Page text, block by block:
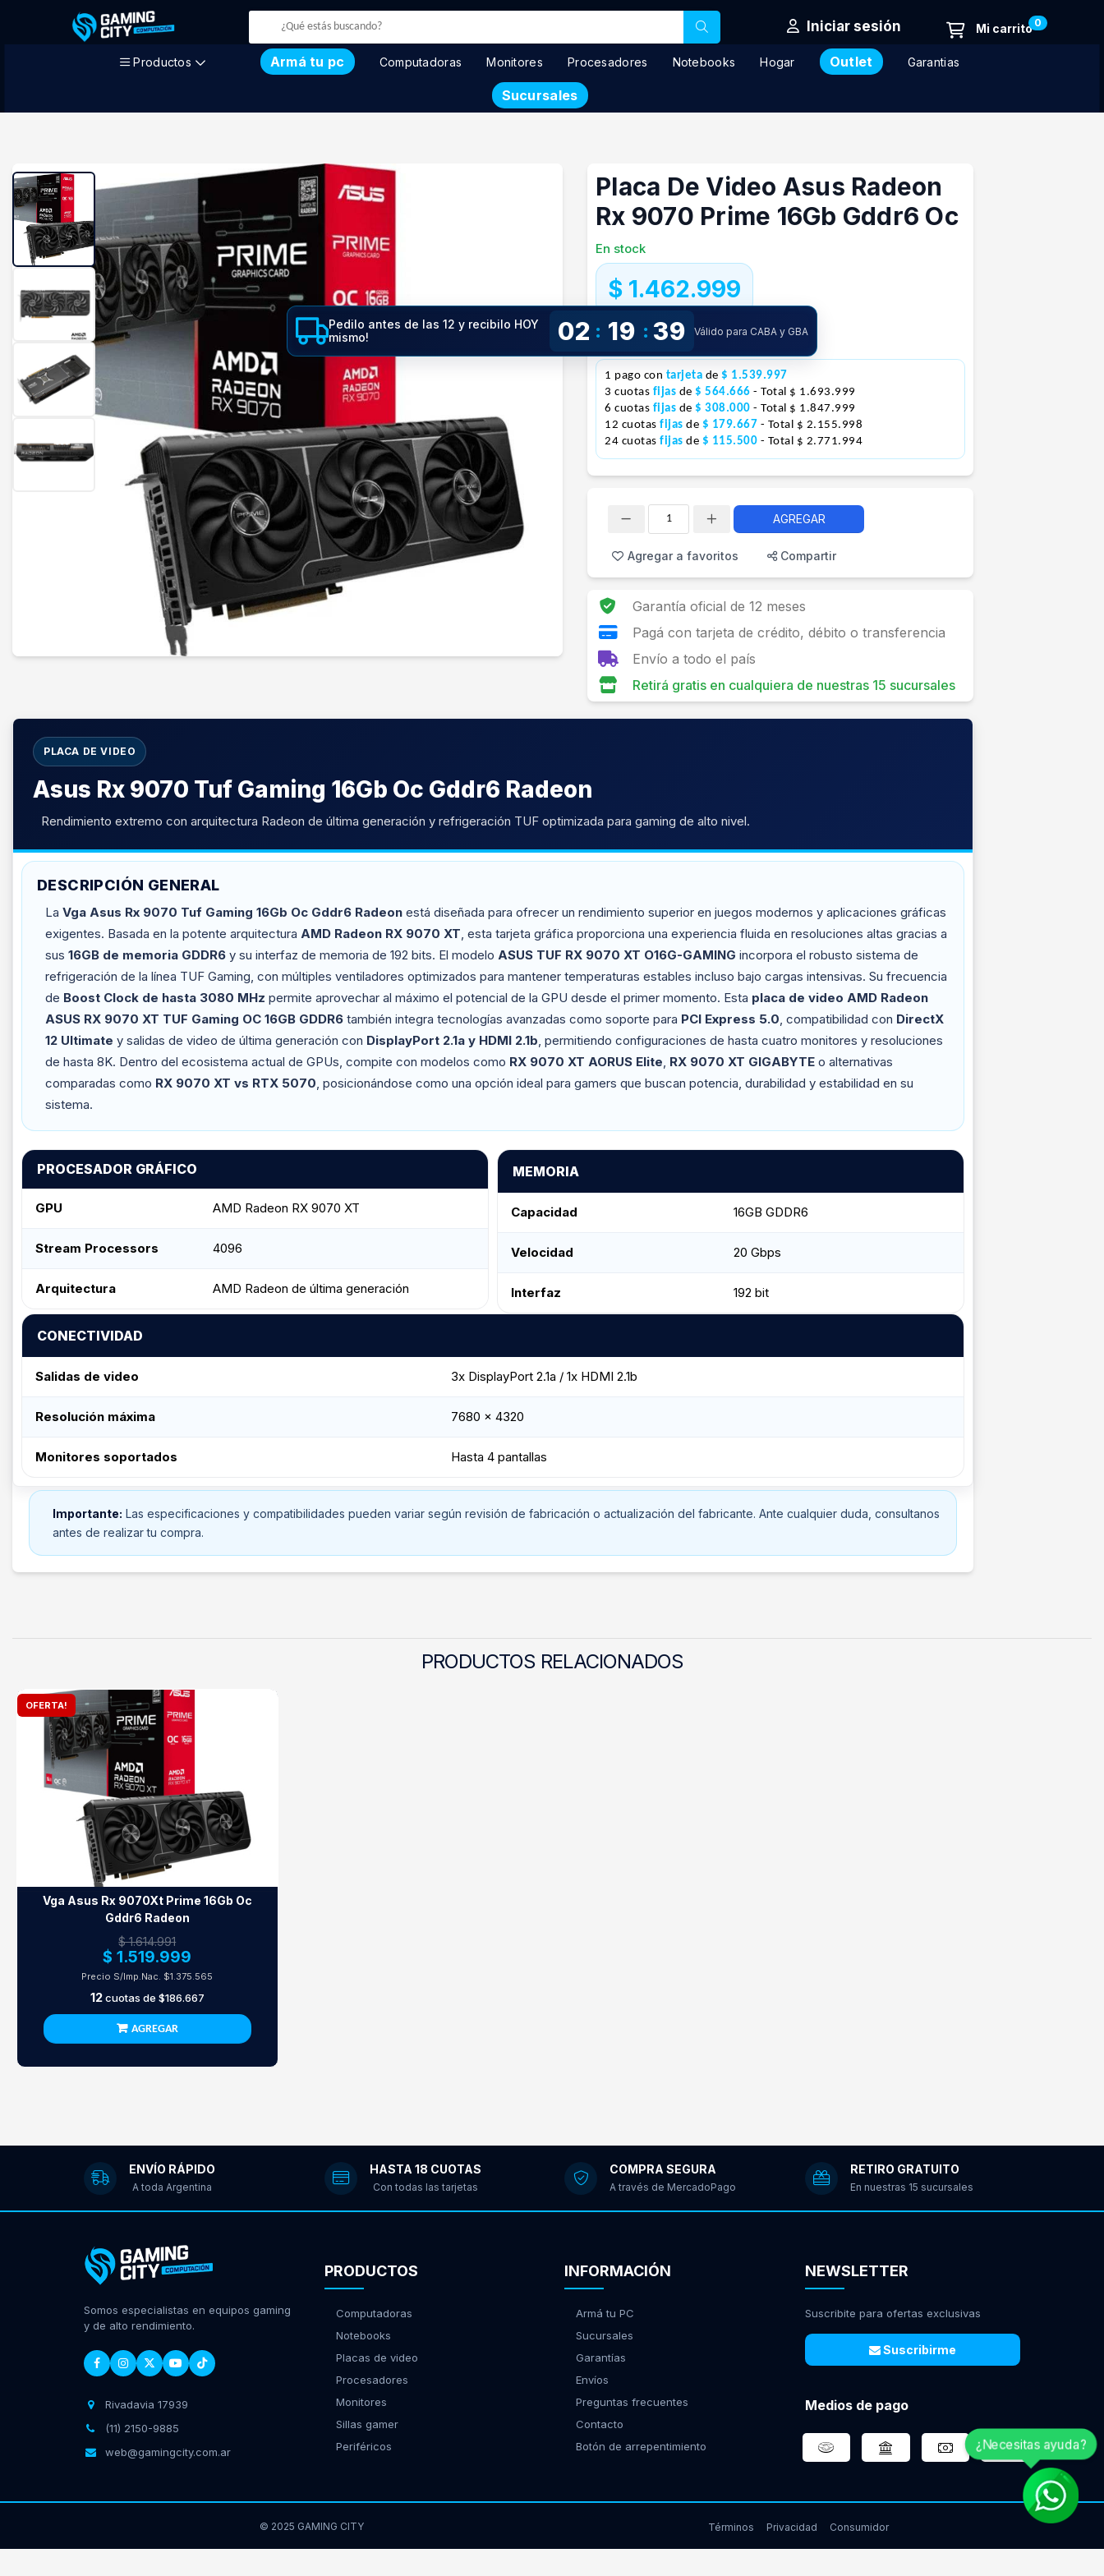
Iniciar sesión 0
Productos Armá tu pc Computadoras Monitores Procesadores Notebooks Hogar Outlet Garantias
Sucursales
Placa De Video Asus Radeon
Rx 9070 Prime 16Gb Gddr6 Oc
En stock
$ 1.462.999
Precio especial con transferencia
Precio S/Imp.Nac.$1.323.981
1 pago con tarjeta de $ 1.539.997
3 cuotas fijas de $ 564.666 - Total $ 1.693.999
6 cuotas fijas de $ 308.000 - Total $ 1.847.999
12 cuotas fijas de $ 179.667 - Total $ 2.155.998
24 cuotas fijas de $ 115.500 - Total $ 2.771.994
Pedilo antes de las 12 y recibilo HOY
mismo!
02 : 19 : 38 Válido para CABA y GBA
AGREGAR
Agregar a favoritos Compartir
Garantía oficial de 12 meses
Pagá con tarjeta de crédito, débito o transferencia
Envío a todo el país
Retirá gratis en cualquiera de nuestras 15 sucursales
PLACA DE VIDEO
Asus Rx 9070 Tuf Gaming 16Gb Oc Gddr6 Radeon
Rendimiento extremo con arquitectura Radeon de última generación y refrigeración TUF optimizada para gaming de alto nivel.
DESCRIPCIÓN GENERAL
La Vga Asus Rx 9070 Tuf Gaming 16Gb Oc Gddr6 Radeon está diseñada para ofrecer un rendimiento superior en juegos modernos y aplicaciones gráficas
exigentes. Basada en la potente arquitectura AMD Radeon RX 9070 XT, esta tarjeta gráfica proporciona una experiencia fluida en resoluciones altas gracias a
sus 16GB de memoria GDDR6 y su interfaz de memoria de 192 bits. El modelo ASUS TUF RX 9070 XT O16G-GAMING incorpora el robusto sistema de
refrigeración de la línea TUF Gaming, con múltiples ventiladores optimizados para mantener temperaturas estables incluso bajo cargas intensivas. Su frecuencia
de Boost Clock de hasta 3080 MHz permite aprovechar al máximo el potencial de la GPU desde el primer momento. Esta placa de video AMD Radeon
ASUS RX 9070 XT TUF Gaming OC 16GB GDDR6 también integra tecnologías avanzadas como soporte para PCI Express 5.0, compatibilidad con DirectX
12 Ultimate y salidas de video de última generación con DisplayPort 2.1a y HDMI 2.1b, permitiendo configuraciones de hasta cuatro monitores y resoluciones
de hasta 8K. Dentro del ecosistema actual de GPUs, compite con modelos como RX 9070 XT AORUS Elite, RX 9070 XT GIGABYTE o alternativas
comparadas como RX 9070 XT vs RTX 5070, posicionándose como una opción ideal para gamers que buscan potencia, durabilidad y estabilidad en su
sistema.
PROCESADOR GRÁFICO
GPU AMD Radeon RX 9070 XT
Stream Processors 4096
Arquitectura AMD Radeon de última generación
MEMORIA
Capacidad 16GB GDDR6
Velocidad 20 Gbps
Interfaz 192 bit
CONECTIVIDAD
Salidas de video 3x DisplayPort 2.1a / 1x HDMI 2.1b
Resolución máxima 7680 x 4320
Monitores soportados Hasta 4 pantallas
Importante: Las especificaciones y compatibilidades pueden variar según revisión de fabricación o actualización del fabricante. Ante cualquier duda, consultanos
antes de realizar tu compra.
PRODUCTOS RELACIONADOS
OFERTA!
Vga Asus Rx 9070Xt Prime 16Gb Oc
Gddr6 Radeon
$ 1.614.991
$ 1.519.999
Precio S/Imp.Nac. $1.375.565
12cuotas de $186.667
AGREGAR
ENVÍO RÁPIDO
A toda Argentina
HASTA 18 CUOTAS
Con todas las tarjetas
COMPRA SEGURA
A través de MercadoPago
RETIRO GRATUITO
En nuestras 15 sucursales
Somos especialistas en equipos gaming
y de alto rendimiento.
Rivadavia 17939
(11) 2150-9885
web@gamingcity.com.ar
PRODUCTOS
Computadoras
Notebooks
Placas de video
Procesadores
Monitores
Sillas gamer
Periféricos
INFORMACIÓN
Armá tu PC
Sucursales
Garantías
Envíos
Preguntas frecuentes
Contacto
Botón de arrepentimiento
NEWSLETTER
Suscribite para ofertas exclusivas
Suscribirme
Medios de pago
© 2025 GAMING CITY Términos Privacidad Consumidor
¿Necesitas ayuda?